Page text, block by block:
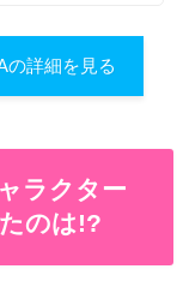
の詳細を見る
ラクター
のは!?